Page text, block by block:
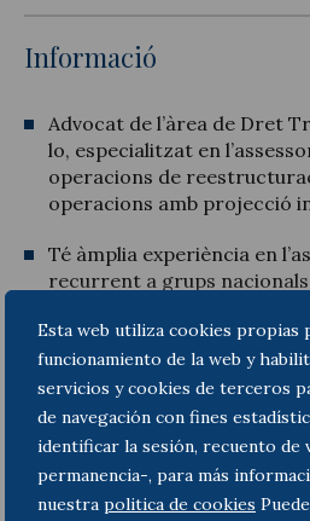
Esta web utiliza cookies propias
funcionamiento de la web y
servicios y cookies de terceros
de navegación con fines
identificar la sesión, recuento de
permanencia-, para más
nuestra politica de cookies
Informació
Advocat de l’àrea de Dret
lo, especialitzat en
operacions de
operacions amb projecció
Té àmplia experiència en
recurrent a grups
procediments tributaris,
tancaments fiscals, així
d’estudis i informes
matèries. Així mateix, té
revisió i implementació de
transferència, així com
vinculades d’acord amb el